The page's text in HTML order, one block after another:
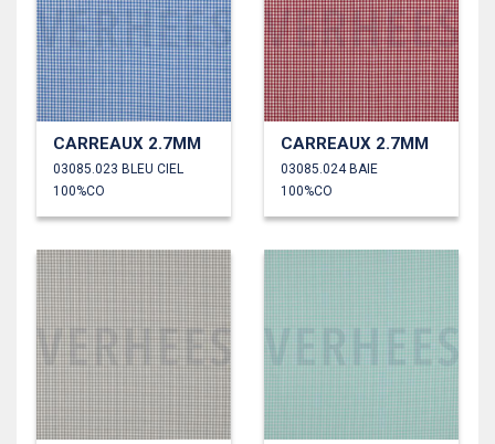
CARREAUX 2.7MM
03085.023 BLEU CIEL
100%CO
CARREAUX 2.7MM
03085.024 BAIE
100%CO